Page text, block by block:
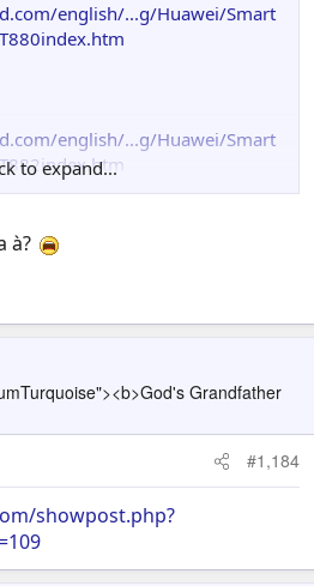
english/...g/Huawei/Smart
english/...g/Huawei/Smart
to expand...
à?
Grandfather
#1,184
showpost.php?